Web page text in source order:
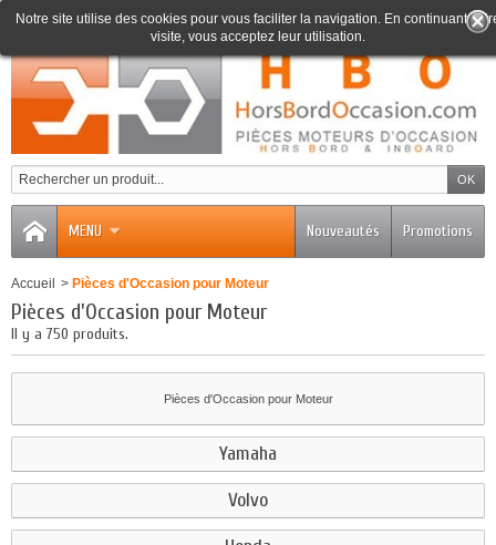
0
MENU Promotions
Nouveautés
Notre site utilise des cookies pour vous faciliter la navigation. En continuant
visite, vous acceptez leur utilisation.
Accueil > Pièces d'Occasion pour Moteur
Pièces d'Occasion pour Moteur
Il y a 750 produits.
Pièces d'Occasion pour Moteur
Yamaha
Volvo